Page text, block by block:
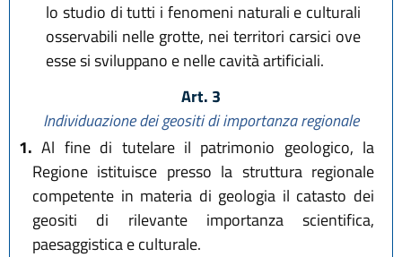
lo studio di tutti i fenomeni naturali e culturali
osservabili nelle grotte, nei territori carsici ove
esse si sviluppano e nelle cavità artificiali.
Art. 3
Individuazione dei geositi di importanza regionale
1. Al fine di tutelare il patrimonio geologico, la
Regione istituisce presso la struttura regionale
competente in materia di geologia il catasto dei
geositi di rilevante importanza scientifica,
paesaggistica e culturale.